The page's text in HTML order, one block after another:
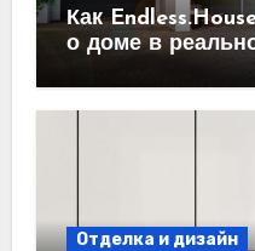
Как
о доме в
Отделка и дизайн